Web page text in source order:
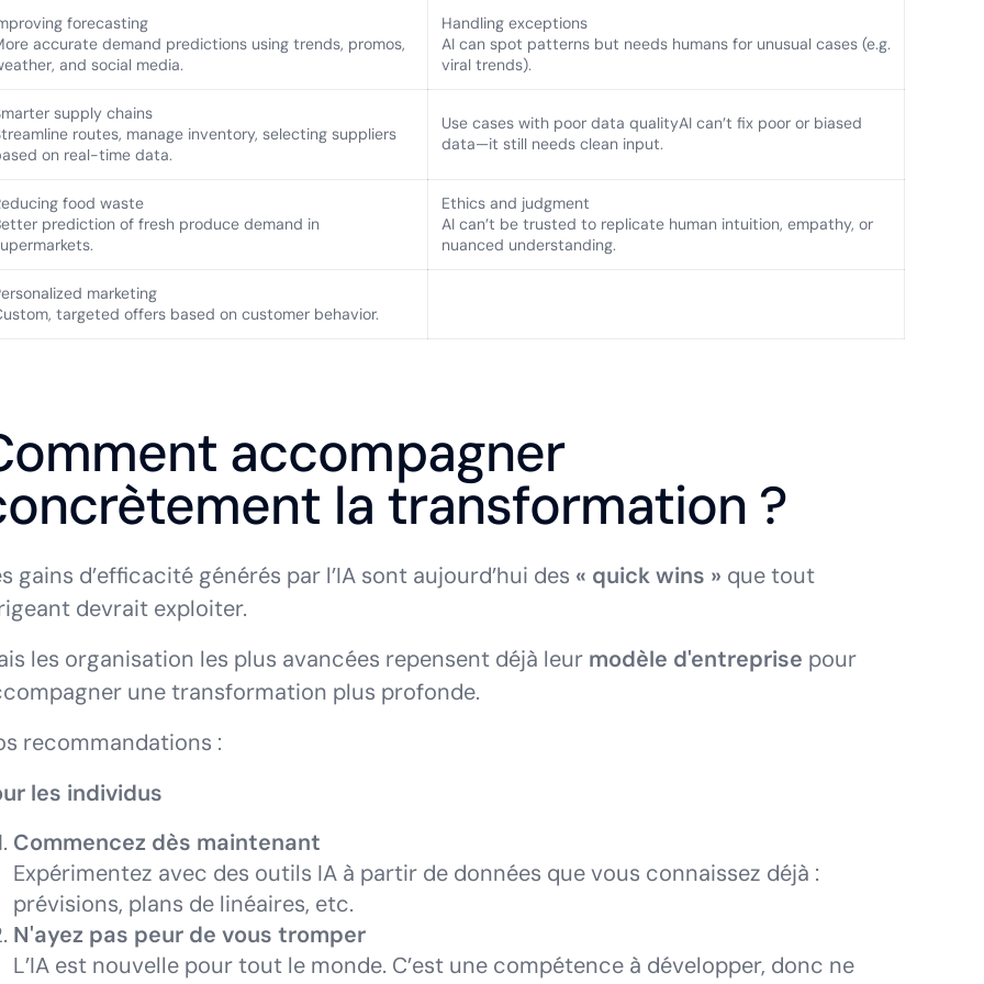
forecasting
accurate demand predictions using trends, promos,
and social media.
Handling exceptions
AI can spot patterns but needs humans for unusual cases (e.g.
viral trends).
supply chains
routes, manage inventory, selecting suppliers
on real-time data.
Use cases with poor data qualityAI can’t fix poor or biased
data—it still needs clean input.
food waste
prediction of fresh produce demand in
Ethics and judgment
AI can’t be trusted to replicate human intuition, empathy, or
nuanced understanding.
marketing
targeted offers based on customer behavior.
accompagner
la transformation ?
gains d’efficacité générés par l’IA sont aujourd’hui des « quick wins » que tout
devrait exploiter.
les organisation les plus avancées repensent déjà leur modèle d'entreprise pour
une transformation plus profonde.
recommandations :
les individus
Commencez dès maintenant
Expérimentez avec des outils IA à partir de données que vous connaissez déjà :
prévisions, plans de linéaires, etc.
N'ayez pas peur de vous tromper
L’IA est nouvelle pour tout le monde. C’est une compétence à développer, donc ne